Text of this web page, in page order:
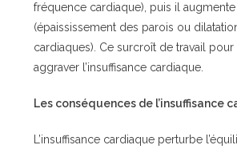
fréquence cardiaque), puis il
(épaississement des parois ou
cardiaques). Ce surcroît de travail
aggraver l’insuffisance cardiaque.
Les conséquences de l’insuffisance
L’insuffisance cardiaque perturbe